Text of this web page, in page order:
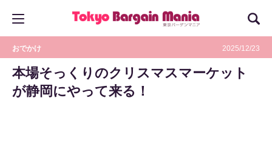
おでかけ 2025/12/23
本場そっくりのクリスマスマーケット
が静岡にやって来る！